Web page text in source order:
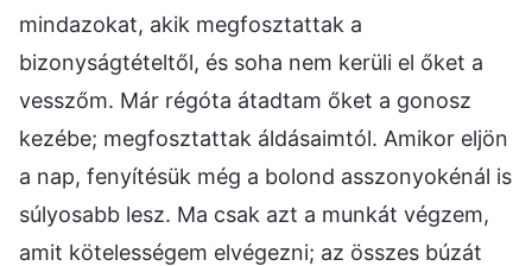
mindazokat, akik megfosztattak a
bizonyságtételtől, és soha nem kerüli el őket a
vesszőm. Már régóta átadtam őket a gonosz
kezébe; megfosztattak áldásaimtól. Amikor eljön
a nap, fenyítésük még a bolond asszonyokénál is
súlyosabb lesz. Ma csak azt a munkát végzem,
amit kötelességem elvégezni; az összes búzát